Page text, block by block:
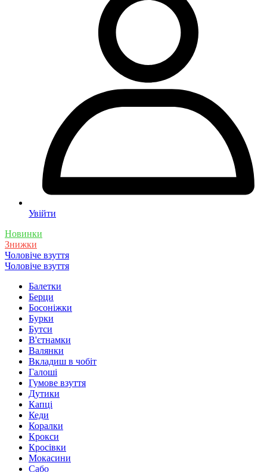
Увійти
Новинки
Знижки
Чоловіче взуття
Чоловіче взуття
Балетки
Берци
Босоніжки
Бурки
Бутси
В'єтнамки
Валянки
Вкладиш в чобіт
Галоші
Гумове взуття
Дутики
Капці
Кеди
Коралки
Крокси
Кросівки
Мокасини
Сабо